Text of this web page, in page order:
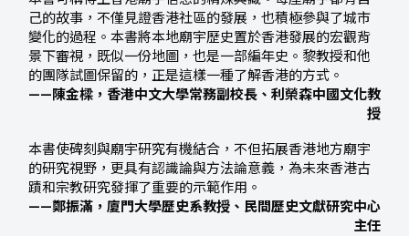
己的故事，不僅見證香港社區的發展，也積極參與了城市
變化的過程。本書將本地廟宇歷史置於香港發展的宏觀背
景下審視，既似一份地圖，也是一部編年史。黎教授和他
的團隊試圖保留的，正是這樣一種了解香港的方式。
——陳金樑，香港中文大學常務副校長、利榮森中國文化教
授
本書使碑刻與廟宇研究有機結合，不但拓展香港地方廟宇
的研究視野，更具有認識論與方法論意義，為未來香港古
蹟和宗教研究發揮了重要的示範作用。
——鄭振滿，廈門大學歷史系教授、民間歷史文獻研究中心
主任